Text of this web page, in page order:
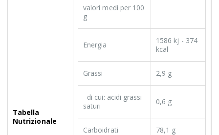
Tabella
Nutrizionale
valori medi per 100
g
Energia
1586 kj - 374
kcal
Grassi 2,9 g
di cui: acidi grassi
saturi
0,6 g
Carboidrati 78,1 g